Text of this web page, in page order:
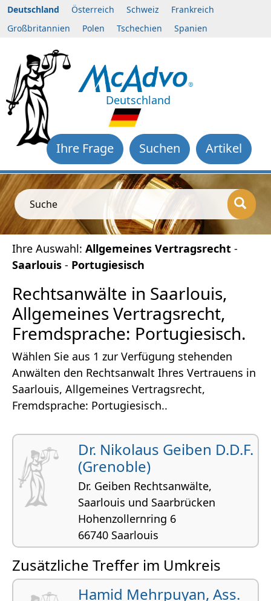
Deutschland Österreich Schweiz
Frankreich
Großbritannien
Polen Tschechien Spanien
Deutschland
Artikel
Suchen
Ihre Frage
Suche
Ihre Auswahl: Allgemeines Vertragsrecht -
Saarlouis - Portugiesisch
Rechtsanwälte in Saarlouis,
Allgemeines Vertragsrecht,
Fremdsprache: Portugiesisch.
Wählen Sie aus 1 zur Verfügung stehenden
Anwälten den Rechtsanwalt Ihres Vertrauens in
Saarlouis, Allgemeines Vertragsrecht,
Fremdsprache: Portugiesisch..
Dr. Nikolaus Geiben D.D.F.
(Grenoble)
Dr. Geiben Rechtsanwälte,
Saarlouis und Saarbrücken
Hohenzollernring 6
66740 Saarlouis
Handelsrecht und Gesellschaftsrecht,
Grundstücksrecht und Immobilienrecht,
Wirtschaftsrecht
Zusätzliche Treffer im Umkreis
Hamid Mehrpuyan, Ass.